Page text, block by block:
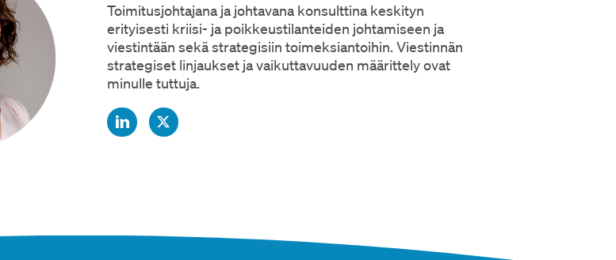
Toimitusjohtajana ja johtavana konsulttina keskityn
erityisesti kriisi- ja poikkeustilanteiden johtamiseen ja
viestintään sekä strategisiin toimeksiantoihin. Viestinnän
strategiset linjaukset ja vaikuttavuuden määrittely ovat
minulle tuttuja.